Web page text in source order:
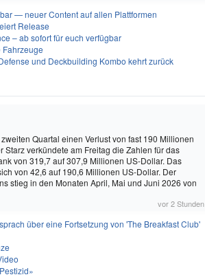
— neuer Content auf allen Plattformen
Release
– ab sofort für euch verfügbar
Fahrzeuge
und Deckbuilding Kombo kehrt zurück
Quartal einen Verlust von fast 190 Millionen
Starz verkündete am Freitag die Zahlen für das
von 319,7 auf 307,9 Millionen US-Dollar. Das
von 42,6 auf 190,6 Millionen US-Dollar. Der
stieg in den Monaten April, Mai und Juni 2026 von
vor 2 Stunden
über eine Fortsetzung von 'The Breakfast Club'